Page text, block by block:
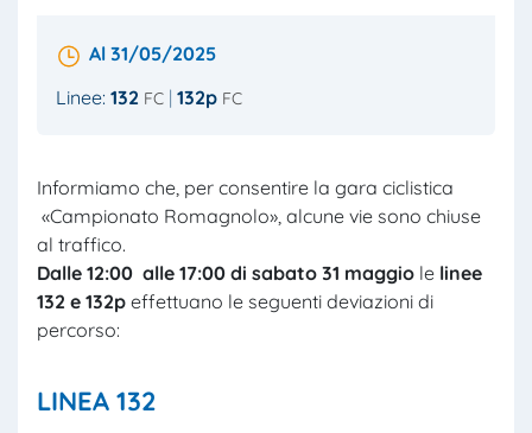
Al 31/05/2025
Linee: 132 FC 132p FC
Informiamo che, per consentire la gara ciclistica
«Campionato Romagnolo», alcune vie sono chiuse
al traffico.
Dalle 12:00 alle 17:00 di sabato 31 maggio le linee
132 e 132p effettuano le seguenti deviazioni di
percorso:
LINEA 132